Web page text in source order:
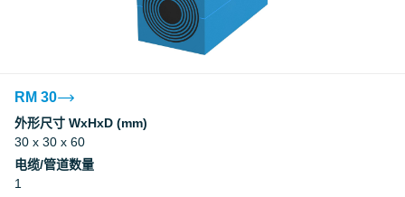
RM 30
外形尺寸 WxHxD (mm)
30 x 30 x 60
电缆/管道数量
1